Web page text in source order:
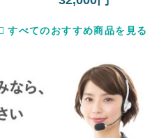
すべてのおすすめ商品を見る